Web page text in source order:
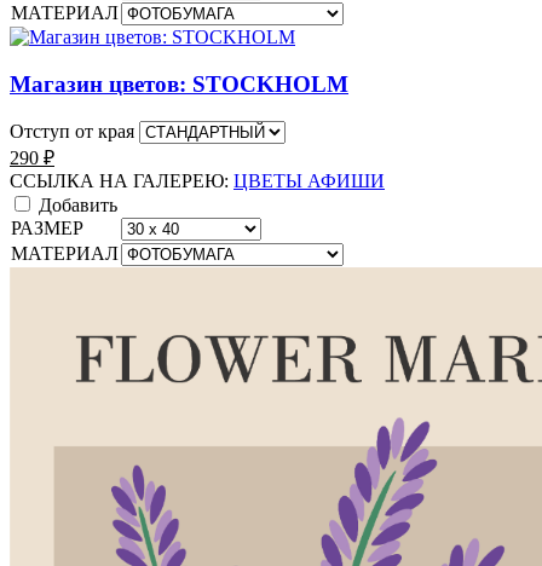
МАТЕРИАЛ
Магазин цветов: STOCKHOLM
Отступ от края
290 ₽
ССЫЛКА НА ГАЛЕРЕЮ: ЦВЕТЫ АФИШИ
Добавить
РАЗМЕР
МАТЕРИАЛ